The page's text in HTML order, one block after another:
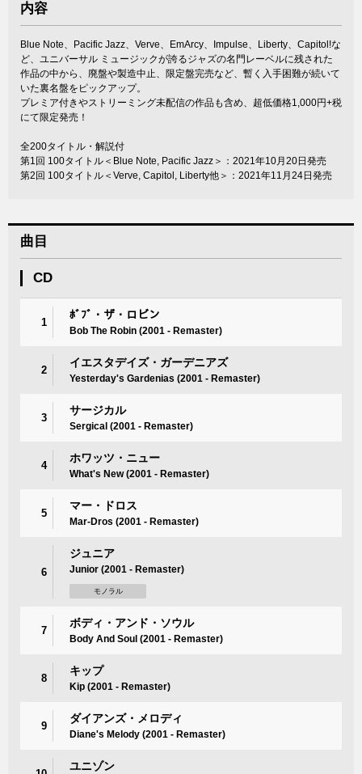
内容
Blue Note、Pacific Jazz、Verve、EmArcy、Impulse、Liberty、Capitol!な
ど、ユニバーサル ミュージックが誇るジャズの名門レーベルに残された
作品の中から、廃盤や製造中止、限定盤完売など、暫く入手困難が続いて
いた裏名盤をピックアップ。
プレミア付きやストリーミング未配信の作品も含め、超低価格1,000円+税
にて限定発売！
全200タイトル・解説付
第1回 100タイトル＜Blue Note, Pacific Jazz＞：2021年10月20日発売
第2回 100タイトル＜Verve, Capitol, Liberty他＞：2021年11月24日発売
曲目
CD
1
ﾎﾞﾌﾞ・ザ・ロビン
Bob The Robin (2001 - Remaster)
2
イエスタデイズ・ガーデニアズ
Yesterday's Gardenias (2001 - Remaster)
3
サージカル
Sergical (2001 - Remaster)
4
ホワッツ・ニュー
What's New (2001 - Remaster)
5
マー・ドロス
Mar-Dros (2001 - Remaster)
6
ジュニア
Junior (2001 - Remaster)
モノラル
7
ボディ・アンド・ソウル
Body And Soul (2001 - Remaster)
8
キップ
Kip (2001 - Remaster)
9
ダイアンズ・メロディ
Diane's Melody (2001 - Remaster)
ユニゾン